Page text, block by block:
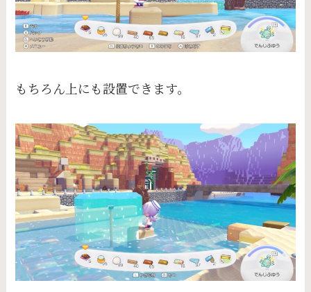
もちろん上にも設置できます。